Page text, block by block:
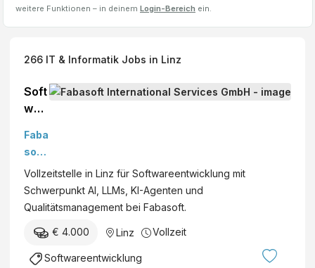
weitere Funktionen – in deinem Login-Bereich ein.
266 IT & Informatik Jobs in Linz
Soft
war
wic
kler:
in –
Sch
wer
pun
kt AI
(w/
Faba
soft
Inter
nati
onal
ices
Gmb
Vollzeitstelle in Linz für Softwareentwicklung mit
Schwerpunkt AI, LLMs, KI-Agenten und
Qualitätsmanagement bei Fabasoft.
€ 4.000 Linz Vollzeit
Softwareentwicklung